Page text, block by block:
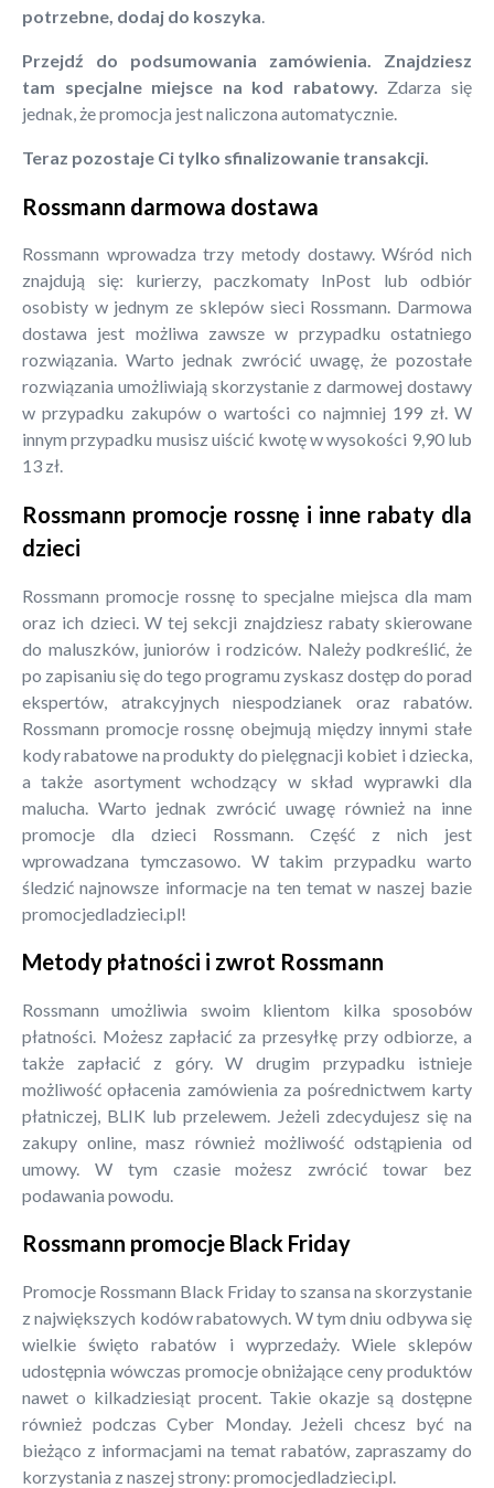
potrzebne, dodaj do koszyka.
Przejdź do podsumowania zamówienia. Znajdziesz
tam specjalne miejsce na kod rabatowy. Zdarza się
jednak, że promocja jest naliczona automatycznie.
Teraz pozostaje Ci tylko sfinalizowanie transakcji.
Rossmann darmowa dostawa
Rossmann wprowadza trzy metody dostawy. Wśród nich
znajdują się: kurierzy, paczkomaty InPost lub odbiór
osobisty w jednym ze sklepów sieci Rossmann. Darmowa
dostawa jest możliwa zawsze w przypadku ostatniego
rozwiązania. Warto jednak zwrócić uwagę, że pozostałe
rozwiązania umożliwiają skorzystanie z darmowej dostawy
w przypadku zakupów o wartości co najmniej 199 zł. W
innym przypadku musisz uiścić kwotę w wysokości 9,90 lub
13 zł.
Rossmann promocje rossnę i inne rabaty dla
dzieci
Rossmann promocje rossnę to specjalne miejsca dla mam
oraz ich dzieci. W tej sekcji znajdziesz rabaty skierowane
do maluszków, juniorów i rodziców. Należy podkreślić, że
po zapisaniu się do tego programu zyskasz dostęp do porad
ekspertów, atrakcyjnych niespodzianek oraz rabatów.
Rossmann promocje rossnę obejmują między innymi stałe
kody rabatowe na produkty do pielęgnacji kobiet i dziecka,
a także asortyment wchodzący w skład wyprawki dla
malucha. Warto jednak zwrócić uwagę również na inne
promocje dla dzieci Rossmann. Część z nich jest
wprowadzana tymczasowo. W takim przypadku warto
śledzić najnowsze informacje na ten temat w naszej bazie
promocjedladzieci.pl!
Metody płatności i zwrot Rossmann
Rossmann umożliwia swoim klientom kilka sposobów
płatności. Możesz zapłacić za przesyłkę przy odbiorze, a
także zapłacić z góry. W drugim przypadku istnieje
możliwość opłacenia zamówienia za pośrednictwem karty
płatniczej, BLIK lub przelewem. Jeżeli zdecydujesz się na
zakupy online, masz również możliwość odstąpienia od
umowy. W tym czasie możesz zwrócić towar bez
podawania powodu.
Rossmann promocje Black Friday
Promocje Rossmann Black Friday to szansa na skorzystanie
z największych kodów rabatowych. W tym dniu odbywa się
wielkie święto rabatów i wyprzedaży. Wiele sklepów
udostępnia wówczas promocje obniżające ceny produktów
nawet o kilkadziesiąt procent. Takie okazje są dostępne
również podczas Cyber Monday. Jeżeli chcesz być na
bieżąco z informacjami na temat rabatów, zapraszamy do
korzystania z naszej strony: promocjedladzieci.pl.